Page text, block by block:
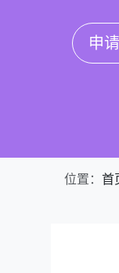
申
申
申
申
位置： 首